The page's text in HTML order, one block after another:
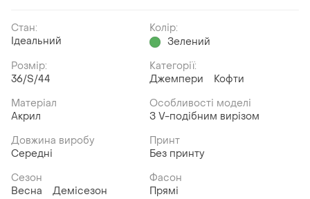
Стан:
Ідеальний
Колір:
Зелений
Розмір:
36/S/44
Категорії:
Джемпери
Кофти
Матеріал
Акрил
Особливості моделі
З V-подібним вирізом
Довжина виробу
Середні
Принт
Без принту
Сезон
Весна
Демісезон
Фасон
Прямі